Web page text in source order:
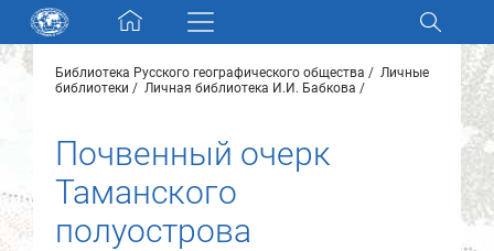
Skip navigation
Разделы и коллекции
Электронный каталог
Новости
Библиотека Русского географического общества
Личные
библиотеки
Личная библиотека И.И. Бабкова
Почвенный очерк
Таманского
полуострова